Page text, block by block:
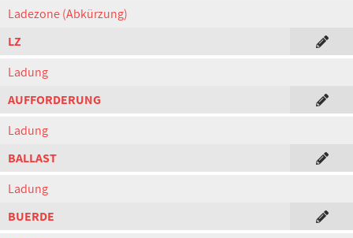
Ladezone (Abkürzung)
LZ
Ladung
AUFFORDERUNG
Ladung
BALLAST
Ladung
BUERDE